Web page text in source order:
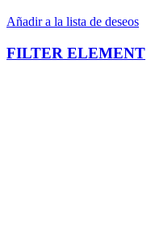
Añadir a la lista de deseos
FILTER ELEMENT